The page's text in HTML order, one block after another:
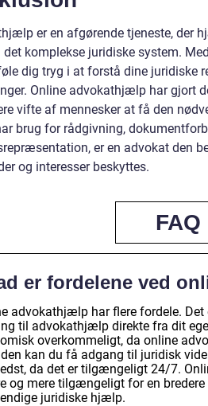
er en afgørende tjeneste, der
det komplekse juridiske system.
dig tryg i at forstå dine juridiske
Online advokathjælp har gjort
vifte af mennesker at få den
brug for rådgivning,
er en advokat den
og interesser beskyttes.
FAQ
er fordelene ved
advokathjælp har flere fordele. Det
til advokathjælp direkte fra dit
overkommeligt, da online
kan du få adgang til juridisk
da det er tilgængeligt 24/7.
og mere tilgængeligt for en
juridiske hjælp.